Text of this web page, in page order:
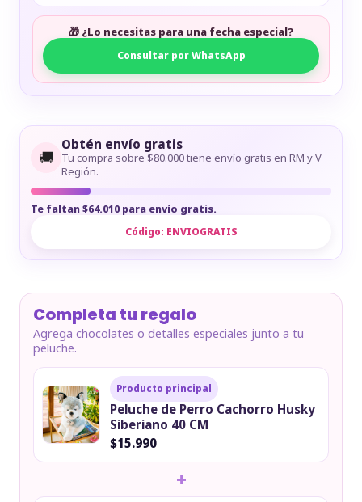
🎁 ¿Lo necesitas para una fecha especial?
Consultar por WhatsApp
🚚
Obtén envío gratis
Tu compra sobre $80.000 tiene envío gratis en RM y V
Región.
Te faltan $64.010 para envío gratis.
Código: ENVIOGRATIS
Completa tu regalo
Agrega chocolates o detalles especiales junto a tu
peluche.
Producto principal
Peluche de Perro Cachorro Husky
Siberiano 40 CM
$15.990
+